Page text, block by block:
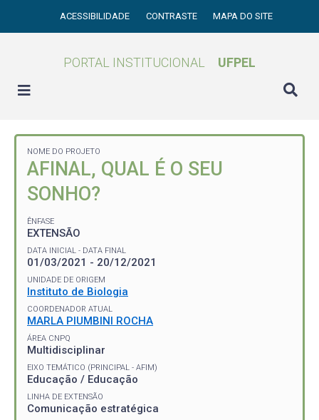
ACESSIBILIDADE CONTRASTE MAPA DO SITE
PORTAL INSTITUCIONAL UFPEL
NOME DO PROJETO
AFINAL, QUAL É O SEU
SONHO?
ÊNFASE
EXTENSÃO
DATA INICIAL - DATA FINAL
01/03/2021 - 20/12/2021
UNIDADE DE ORIGEM
Instituto de Biologia
COORDENADOR ATUAL
MARLA PIUMBINI ROCHA
ÁREA CNPQ
Multidisciplinar
EIXO TEMÁTICO (PRINCIPAL - AFIM)
Educação / Educação
LINHA DE EXTENSÃO
Comunicação estratégica